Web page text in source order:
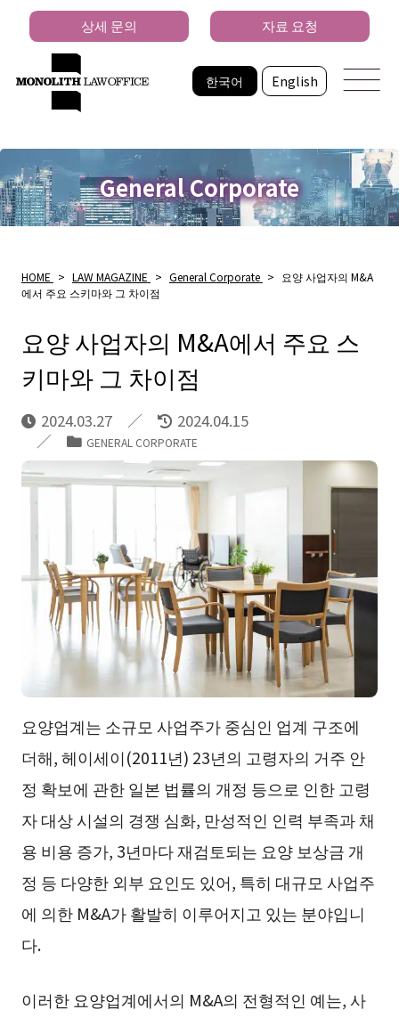
한국어 English
상세 문의 자료 요청
General Corporate
HOME > LAW MAGAZINE > General Corporate >
요양 사업자의 M&A
에서 주요 스키마와 그 차이점
요양 사업자의 M&A에서 주요 스
키마와 그 차이점
2024.03.27 2024.04.15
GENERAL CORPORATE
요양업계는 소규모 사업주가 중심인 업계 구조에
더해, 헤이세이(2011년) 23년의 고령자의 거주 안
정 확보에 관한 일본 법률의 개정 등으로 인한 고령
자 대상 시설의 경쟁 심화, 만성적인 인력 부족과 채
용 비용 증가, 3년마다 재검토되는 요양 보상금 개
정 등 다양한 외부 요인도 있어, 특히 대규모 사업주
에 의한 M&A가 활발히 이루어지고 있는 분야입니
다.
이러한 요양업계에서의 M&A의 전형적인 예는, 사